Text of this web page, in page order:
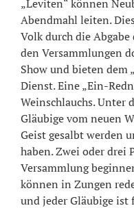
„Leviten“ können
Abendmahl leiten.
Volk durch die
den Versammlungen
Show und bieten dem
Dienst. Eine „Ein-
Weinschlauchs. Unter
Gläubige vom neuen
Geist gesalbt werden
haben. Zwei oder drei
Versammlung
können in Zungen
und jeder Gläubige ist